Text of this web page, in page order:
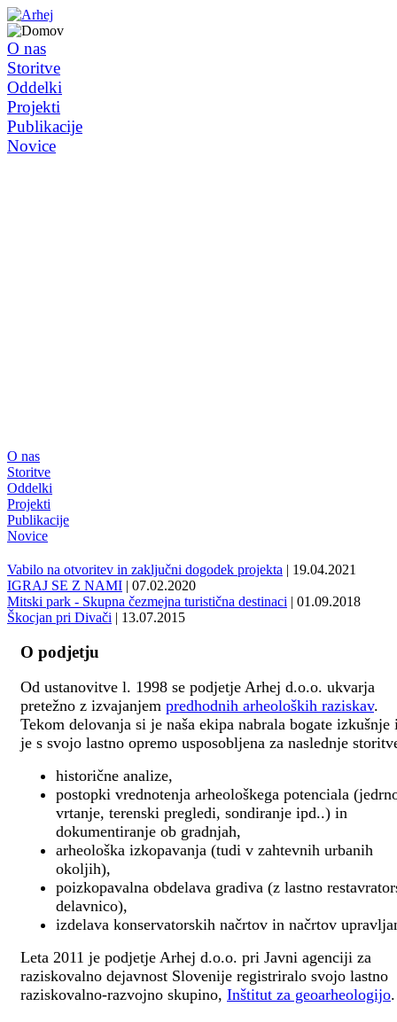
O nas
Storitve
Oddelki
Projekti
Publikacije
Novice
O nas
Storitve
Oddelki
Projekti
Publikacije
Novice
Vabilo na otvoritev in zaključni dogodek projekta | 19.04.2021
IGRAJ SE Z NAMI | 07.02.2020
Mitski park - Skupna čezmejna turistična destinaci | 01.09.2018
Škocjan pri Divači | 13.07.2015
O podjetju
Od ustanovitve l. 1998 se podjetje Arhej d.o.o. ukvarja
pretežno z izvajanjem predhodnih arheoloških raziskav.
Tekom delovanja si je naša ekipa nabrala bogate izkušnje
je s svojo lastno opremo usposobljena za naslednje
historične analize,
postopki vrednotenja arheološkega potenciala
vrtanje, terenski pregledi, sondiranje ipd..) in
dokumentiranje ob gradnjah,
arheološka izkopavanja (tudi v zahtevnih urbanih
okoljih),
poizkopavalna obdelava gradiva (z lastno
delavnico),
izdelava konservatorskih načrtov in načrtov
Leta 2011 je podjetje Arhej d.o.o. pri Javni agenciji za
raziskovalno dejavnost Slovenije registriralo svojo lastno
raziskovalno-razvojno skupino, Inštitut za geoarheologijo.